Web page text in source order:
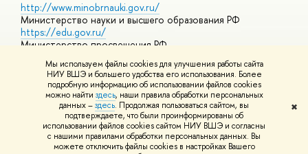
Мы используем файлы cookies для улучшения работы сайта
НИУ ВШЭ и большего удобства его использования. Более
подробную информацию об использовании файлов cookies
можно найти здесь, наши правила обработки персональных
данных –здесь. Продолжая пользоваться сайтом, вы
подтверждаете, что были проинформированы об
использовании файлов cookies сайтом НИУ ВШЭ и согласны
с нашими правилами обработки персональных данных. Вы
можете отключить файлы cookies в настройках Вашего
✖
http://www.minobrnauki.gov.ru/
Министерство науки и высшего образования РФ
https://edu.gov.ru/
Министерство просвещения РФ
https://elearning.hse.ru/mooc
Массовые открытые онлайн-курсы
© НИУ ВШЭ 1993–2026 Адреса и контактыУсловия
использования материалов Политика конфиденциальности
Шрифты HSE Sans и HSE Slab разработаны вШколе дизайна НИУ